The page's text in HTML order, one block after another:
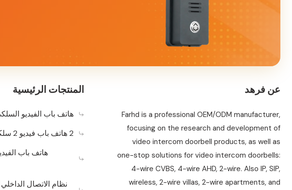
عن فرهد
Farhd is a professional OEM/ODM manufacturer,
focusing on the research and development of
video intercom doorbell products, as well as
one-stop solutions for video intercom doorbells:
4-wire CVBS, 4-wire AHD, 2-wire. Also IP, SIP,
wireless, 2-wire villas, 2-wire apartments, and
المنتجات الرئيسية
هاتف باب الفيديو
2 هاتف باب فيديو 2 سلكي
هاتف باب
نظام الاتصال